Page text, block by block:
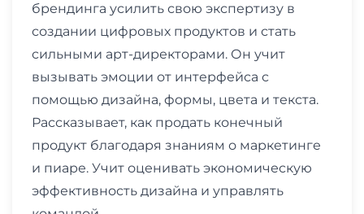
брендинга усилить свою экспертизу в
создании цифровых продуктов и стать
сильными арт-директорами. Он учит
вызывать эмоции от интерфейса с
помощью дизайна, формы, цвета и текста.
Рассказывает, как продать конечный
продукт благодаря знаниям о маркетинге
и пиаре. Учит оценивать экономическую
эффективность дизайна и управлять